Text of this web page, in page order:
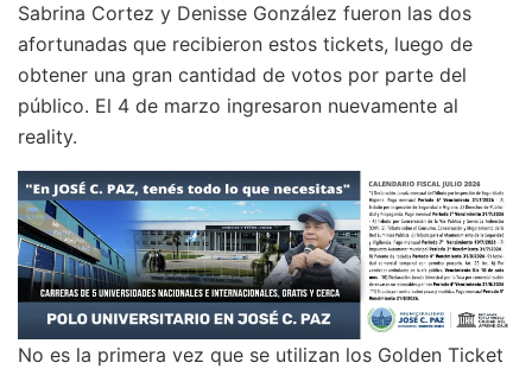
Sabrina Cortez y Denisse González fueron las dos
afortunadas que recibieron estos tickets, luego de
obtener una gran cantidad de votos por parte del
público. El 4 de marzo ingresaron nuevamente al
reality.
No es la primera vez que se utilizan los Golden Ticket